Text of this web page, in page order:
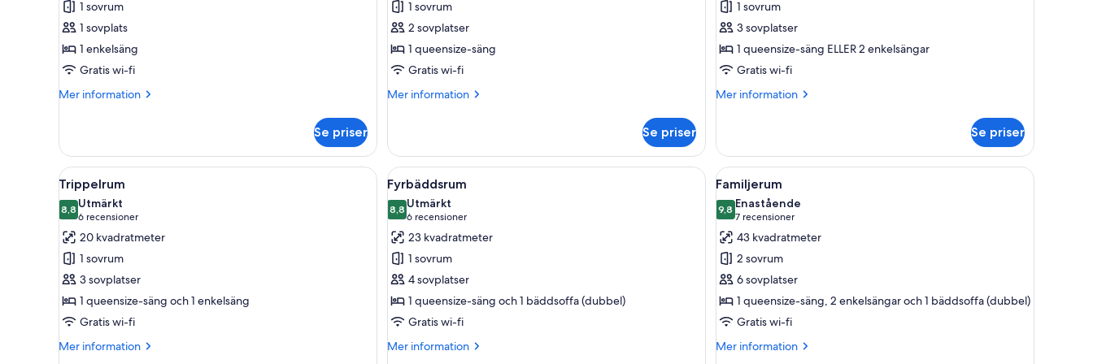
1 sovrum
1 sovplats
1 enkelsäng
Gratis wi-fi
Mer information
Mer
Se priser
dubbelrum
1 sovrum
2 sovplatser
1 queensize-säng
Gratis wi-fi
Mer information
Mer
dubbelrum
Se priser
dubbelrum
1 sovrum
3 sovplatser
1 queensize-säng ELLER 2 enkelsängar
Gratis wi-fi
Mer information
Mer
dubbelrum
Se priser
Öppna
alla
foton
för
Trippelrum
Ett hotellrum med en stor säng, en mindre säng, ett skrivbord och en stol.
10
Trippelrum
8,88,8 av 10
Utmärkt
6 recensioner
(6 recensioner)
20 kvadratmeter
1 sovrum
3 sovplatser
1 queensize-säng och 1 enkelsäng
Gratis wi-fi
Mer information
Mer
Öppna
alla
foton
för
Fyrbäddsrum
Ett hotellrum med en säng, en soffa, två stolar, ett litet bord, en spegel och en TV som är monterad på väggen.
9
Fyrbäddsrum
8,88,8 av 10
Utmärkt
6 recensioner
(6 recensioner)
23 kvadratmeter
1 sovrum
4 sovplatser
1 queensize-säng och 1 bäddsoffa (dubbel)
Gratis wi-fi
Mer information
Mer
Öppna
alla
foton
för
Familjerum
Ett modernt sovrum med en säng, ett
7
Familjerum
9,89,8 av 10
Enastående
7 recensioner
(7 recensioner)
43 kvadratmeter
2 sovrum
6 sovplatser
1 queensize-säng, 2 enkelsängar och 1 bäddsoffa (dubbel)
Gratis wi-fi
Mer information
Mer